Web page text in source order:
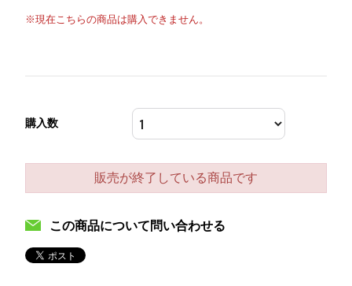
※現在こちらの商品は購入できません。
購入数
販売が終了している商品です
この商品について問い合わせる